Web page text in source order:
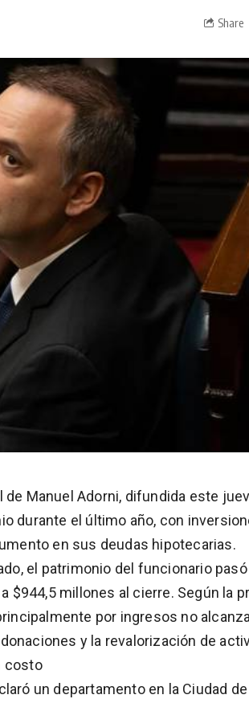
Share
Manuel Adorni, difundida este
durante el último año, con
en sus deudas hipotecarias.
el patrimonio del funcionario pasó
$944,5 millones al cierre. Según la
por ingresos no
y la revalorización de
costo
un departamento en la Ciudad